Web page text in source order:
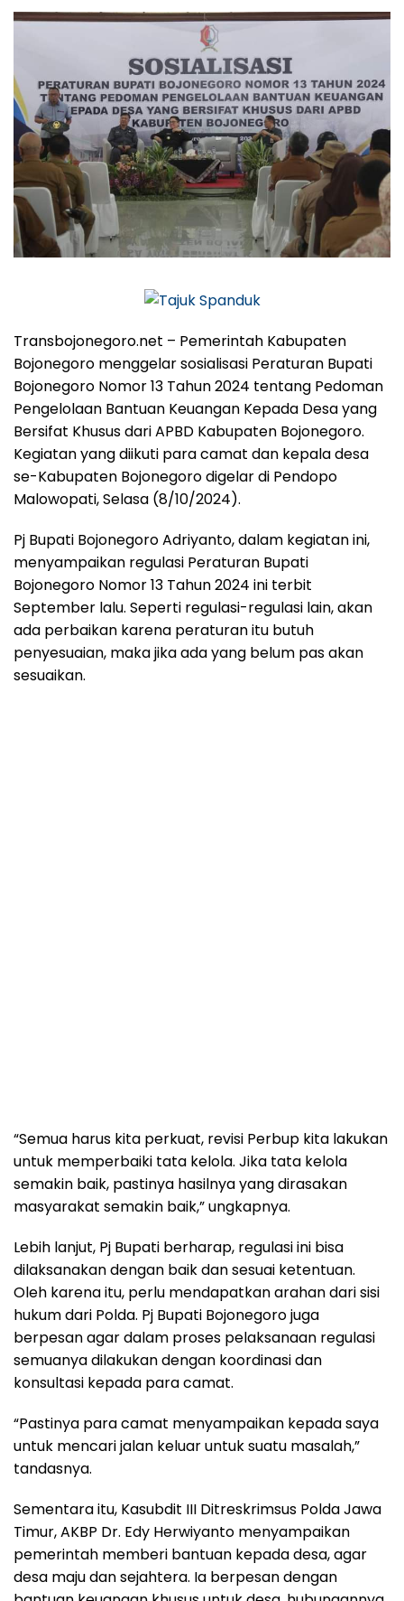
Transbojonegoro.net – Pemerintah Kabupaten
Bojonegoro menggelar sosialisasi Peraturan Bupati
Bojonegoro Nomor 13 Tahun 2024 tentang Pedoman
Pengelolaan Bantuan Keuangan Kepada Desa yang
Bersifat Khusus dari APBD Kabupaten Bojonegoro.
Kegiatan yang diikuti para camat dan kepala desa
se-Kabupaten Bojonegoro digelar di Pendopo
Malowopati, Selasa (8/10/2024).
Pj Bupati Bojonegoro Adriyanto, dalam kegiatan ini,
menyampaikan regulasi Peraturan Bupati
Bojonegoro Nomor 13 Tahun 2024 ini terbit
September lalu. Seperti regulasi-regulasi lain, akan
ada perbaikan karena peraturan itu butuh
penyesuaian, maka jika ada yang belum pas akan
sesuaikan.
“Semua harus kita perkuat, revisi Perbup kita lakukan
untuk memperbaiki tata kelola. Jika tata kelola
semakin baik, pastinya hasilnya yang dirasakan
masyarakat semakin baik,” ungkapnya.
Lebih lanjut, Pj Bupati berharap, regulasi ini bisa
dilaksanakan dengan baik dan sesuai ketentuan.
Oleh karena itu, perlu mendapatkan arahan dari sisi
hukum dari Polda. Pj Bupati Bojonegoro juga
berpesan agar dalam proses pelaksanaan regulasi
semuanya dilakukan dengan koordinasi dan
konsultasi kepada para camat.
“Pastinya para camat menyampaikan kepada saya
untuk mencari jalan keluar untuk suatu masalah,”
tandasnya.
Sementara itu, Kasubdit III Ditreskrimsus Polda Jawa
Timur, AKBP Dr. Edy Herwiyanto menyampaikan
pemerintah memberi bantuan kepada desa, agar
desa maju dan sejahtera. Ia berpesan dengan